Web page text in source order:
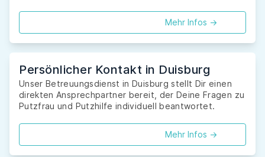
Mehr Infos ->
Persönlicher Kontakt in Duisburg
Unser Betreuungsdienst in Duisburg stellt Dir einen
direkten Ansprechpartner bereit, der Deine Fragen zu
Putzfrau und Putzhilfe individuell beantwortet.
Mehr Infos ->